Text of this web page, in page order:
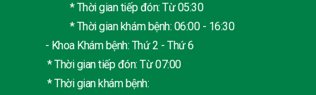
* Thời gian tiếp đón: Từ 05:30
* Thời gian khám bệnh: 06:00 - 16:30
- Khoa Khám bệnh: Thứ 2 - Thứ 6
* Thời gian tiếp đón: Từ 07:00
* Thời gian khám bệnh: